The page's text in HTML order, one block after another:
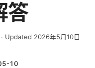
答
· Updated 2026年5月10日
10